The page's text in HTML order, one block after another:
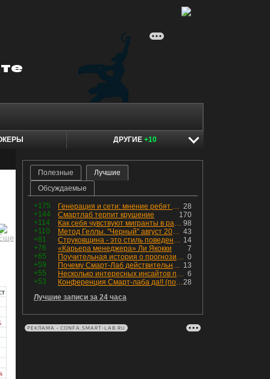
ДРУГИЕ +10
Полезные
Лучшие
Обсуждаемые
+175 28
Генерация и сети: мнение ребят из индустрии
+144
170
Смартлаб терпит крушение
+114
98
Как себя чувствуют мигранты в раю, в который они так стремились
+110
43
Метод Геллы. "Черный" август 2026 - быть или не быть?
+81
14
Струковщина - это стиль поведения, известный всем в секторе золотодобычи.
+76
7
«Карьера менеджера» Ли Якокки
+65
0
Поучительная история о прогнозировании
+59
13
Почему Смарт-Лаб действительно протух
+55
6
Несколько интересных инсайтов по "Озону"
+53
28
Конференция Смарт-лаба да!! (пост 218, 12+)
Лучшие записи за 24 часа
РЕКЛАМА • CONFA.SMART-LAB.RU